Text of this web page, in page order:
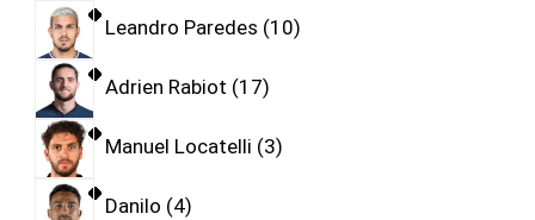
Leandro Paredes 10
Adrien Rabiot 17
Manuel Locatelli 3
Danilo 4